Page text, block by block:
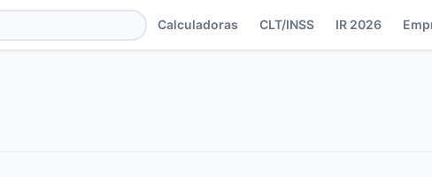
Calculadoras CLT/INSS IR 2026